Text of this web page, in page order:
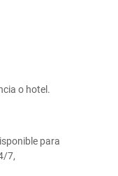
o hotel.
para
7,